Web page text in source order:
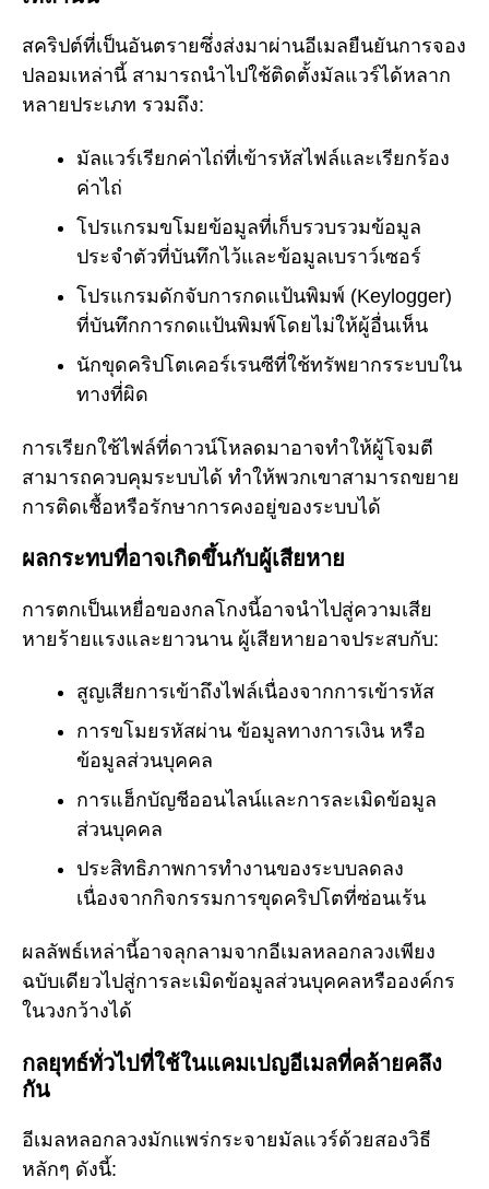
สคริปต์ที่เป็นอันตรายซึ่งส่งมาผ่านอีเมลยืนยันการจอง
ปลอมเหล่านี้ สามารถนำไปใช้ติดตั้งมัลแวร์ได้หลาก
หลายประเภท รวมถึง:
มัลแวร์เรียกค่าไถ่ที่เข้ารหัสไฟล์และเรียกร้อง
ค่าไถ่
โปรแกรมขโมยข้อมูลที่เก็บรวบรวมข้อมูล
ประจำตัวที่บันทึกไว้และข้อมูลเบราว์เซอร์
โปรแกรมดักจับการกดแป้นพิมพ์ (Keylogger)
ที่บันทึกการกดแป้นพิมพ์โดยไม่ให้ผู้อื่นเห็น
นักขุดคริปโตเคอร์เรนซีที่ใช้ทรัพยากรระบบใน
ทางที่ผิด
การเรียกใช้ไฟล์ที่ดาวน์โหลดมาอาจทำให้ผู้โจมตี
สามารถควบคุมระบบได้ ทำให้พวกเขาสามารถขยาย
การติดเชื้อหรือรักษาการคงอยู่ของระบบได้
ผลกระทบที่อาจเกิดขึ้นกับผู้เสียหาย
การตกเป็นเหยื่อของกลโกงนี้อาจนำไปสู่ความเสีย
หายร้ายแรงและยาวนาน ผู้เสียหายอาจประสบกับ:
สูญเสียการเข้าถึงไฟล์เนื่องจากการเข้ารหัส
การขโมยรหัสผ่าน ข้อมูลทางการเงิน หรือ
ข้อมูลส่วนบุคคล
การแฮ็กบัญชีออนไลน์และการละเมิดข้อมูล
ส่วนบุคคล
ประสิทธิภาพการทำงานของระบบลดลง
เนื่องจากกิจกรรมการขุดคริปโตที่ซ่อนเร้น
ผลลัพธ์เหล่านี้อาจลุกลามจากอีเมลหลอกลวงเพียง
ฉบับเดียวไปสู่การละเมิดข้อมูลส่วนบุคคลหรือองค์กร
ในวงกว้างได้
กลยุทธ์ทั่วไปที่ใช้ในแคมเปญอีเมลที่คล้ายคลึง
กัน
อีเมลหลอกลวงมักแพร่กระจายมัลแวร์ด้วยสองวิธี
หลักๆ ดังนี้: